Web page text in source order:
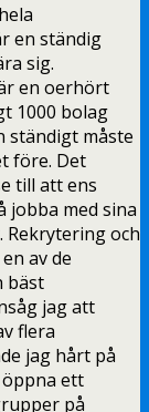
en ständig
sig.
en oerhört
1000 bolag
ständigt måste
före. Det
till att ens
jobba med sina
Rekrytering och
av de
bäst
jag att
flera
jag hårt på
ett
på